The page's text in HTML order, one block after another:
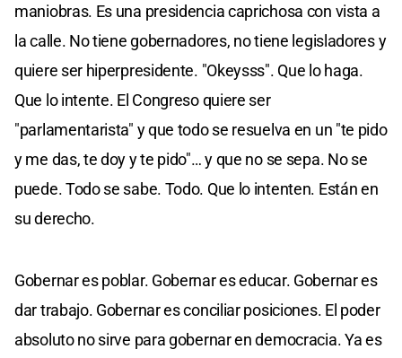
maniobras. Es una presidencia caprichosa con vista a
la calle. No tiene gobernadores, no tiene legisladores y
quiere ser hiperpresidente. "Okeysss". Que lo haga.
Que lo intente. El Congreso quiere ser
"parlamentarista" y que todo se resuelva en un "te pido
y me das, te doy y te pido"… y que no se sepa. No se
puede. Todo se sabe. Todo. Que lo intenten. Están en
su derecho.
Gobernar es poblar. Gobernar es educar. Gobernar es
dar trabajo. Gobernar es conciliar posiciones. El poder
absoluto no sirve para gobernar en democracia. Ya es